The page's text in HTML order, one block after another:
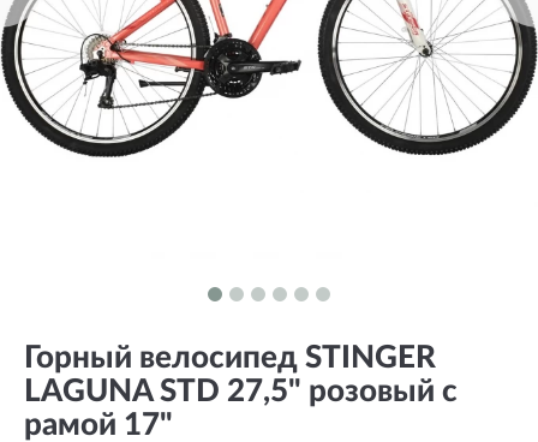
Горный велосипед STINGER
LAGUNA STD 27,5" розовый с
рамой 17"